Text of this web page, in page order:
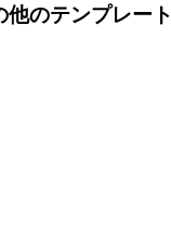
のテンプレート